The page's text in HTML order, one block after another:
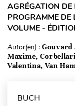
AGRÉGATION
PROGRAMME
VOLUME -
Autor(en) : Gouvard
Maxime,
Valentina, Van
BUCH